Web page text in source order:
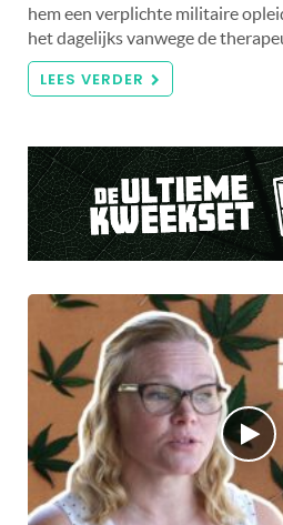
hem een ​​verplichte militaire
het dagelijks vanwege de
LEES VERDER